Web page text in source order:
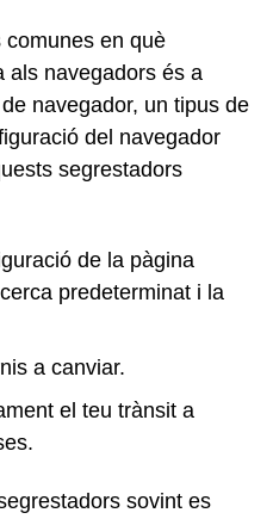
comunes en què
als navegadors és a
navegador, un tipus de
del navegador
segrestadors
de la pàgina
predeterminat i la
a canviar.
el teu trànsit a
sovint es